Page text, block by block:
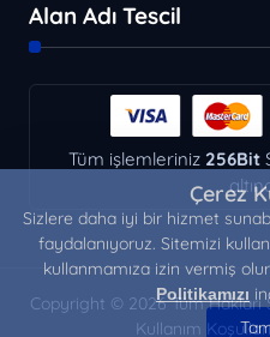
Alan Adı Tescil
Tüm işlemleriniz 256Bit
Copyright © 2026 Tüm Hakları
Kullanım Koşulları
Çerez
Sizlere daha iyi bir hizmet
faydalanıyoruz. Sitemizi
kullanmamıza izin vermiş
Politikamızı